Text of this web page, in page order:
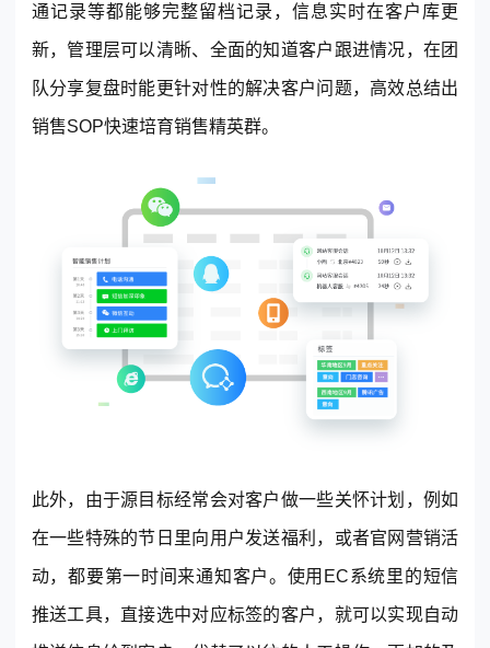
通记录等都能够完整留档记录，信息实时在客户库更
新，管理层可以清晰、全面的知道客户跟进情况，在团
队分享复盘时能更针对性的解决客户问题，高效总结出
销售SOP快速培育销售精英群。
此外，由于源目标经常会对客户做一些关怀计划，例如
在一些特殊的节日里向用户发送福利，或者官网营销活
动，都要第一时间来通知客户。使用EC系统里的短信
推送工具，直接选中对应标签的客户，就可以实现自动